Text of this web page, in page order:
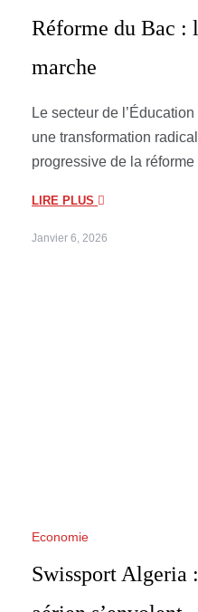
Réforme du Bac :
marche
Le secteur de
une transformation
progressive de la réforme
LIRE PLUS
Janvier 6, 2026
Economie
Swissport Algeria